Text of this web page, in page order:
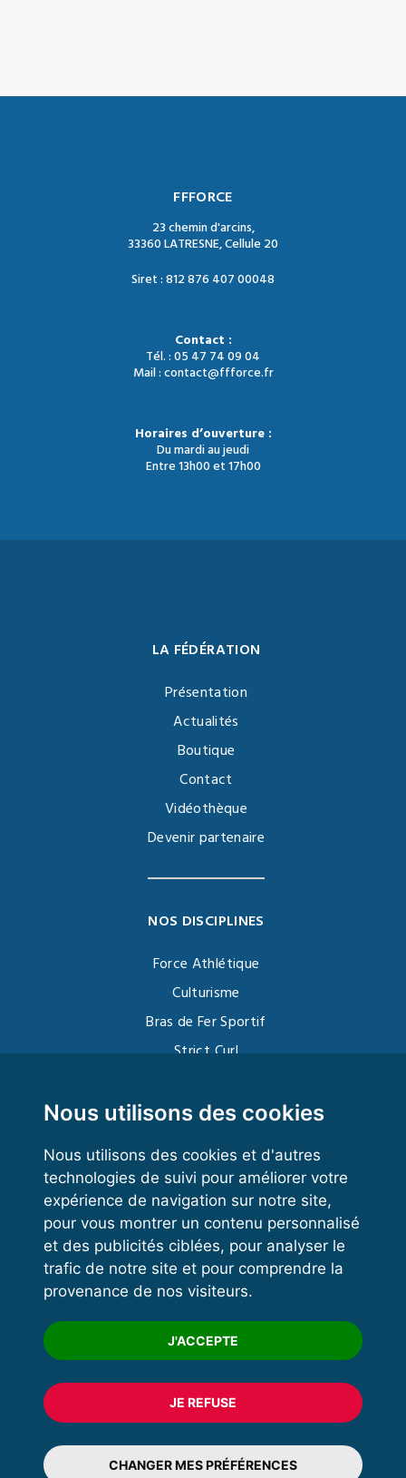
Nous utilisons des cookies
Nous utilisons des cookies et d'autres
technologies de suivi pour améliorer votre
expérience de navigation sur notre site,
pour vous montrer un contenu personnalisé
et des publicités ciblées, pour analyser le
trafic de notre site et pour comprendre la
provenance de nos visiteurs.
J'ACCEPTE
JE REFUSE
CHANGER MES PRÉFÉRENCES
FFFORCE
23 chemin d'arcins,
33360 LATRESNE, Cellule 20
Siret : 812 876 407 00048
Contact :
Tél. : 05 47 74 09 04
Mail : contact@ffforce.fr
Horaires d’ouverture :
Du mardi au jeudi
Entre 13h00 et 17h00
LA FÉDÉRATION
Présentation
Actualités
Boutique
Contact
Vidéothèque
Devenir partenaire
NOS DISCIPLINES
Force Athlétique
Culturisme
Bras de Fer Sportif
Strict Curl
Kettlebell
VOS ESPACES
Espace dirigeant
Espace licencié
Trouver un club
Formation
© 2020 FFFORCE Tous droits réservés
Mentions légales
Plan du site